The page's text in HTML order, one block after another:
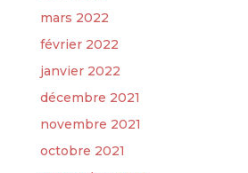
mars 2022
février 2022
janvier 2022
décembre 2021
novembre 2021
octobre 2021